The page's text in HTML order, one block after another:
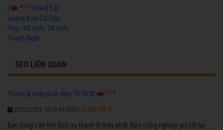
[ 4016Video] Cải
Lương Xưa Cô Dâu
Phụ - Vũ Linh, Tài Linh,
Thanh Ngân
SEO LIÊN QUAN
Thanh lý máy phát điện TP HCM 1114
27/12/2021 10:10:49 CH
Bạn đang cần tìm dịch vụ thanh lý máy phát điện công nghiệp giá tốt tại
Xem chi tiết